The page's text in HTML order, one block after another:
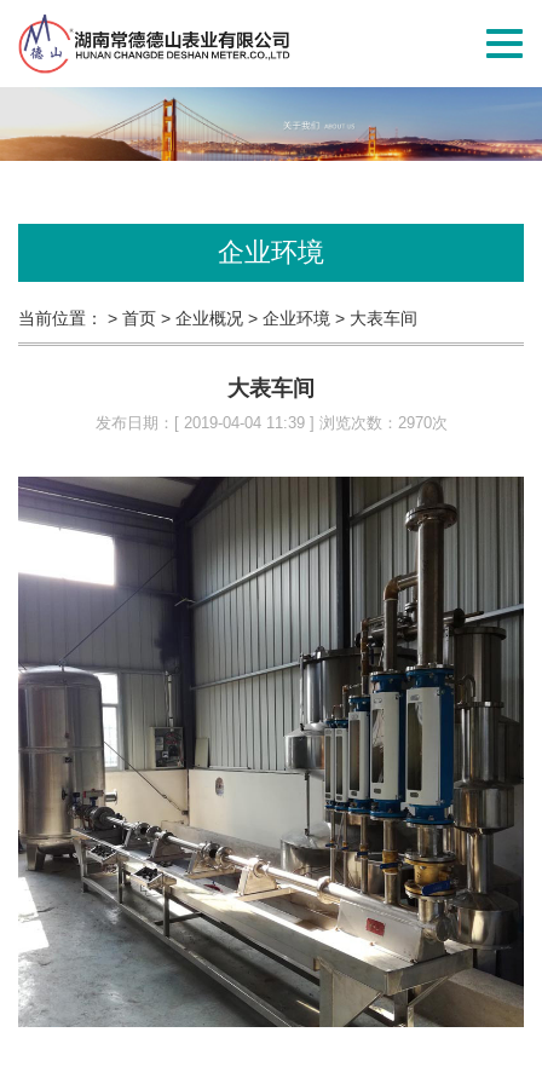
切
企业环境
当前位置： > 首页 > 企业概况 > 企业环境 > 大表车间
大表车间
发布日期：[ 2019-04-04 11:39 ] 浏览次数：2970次